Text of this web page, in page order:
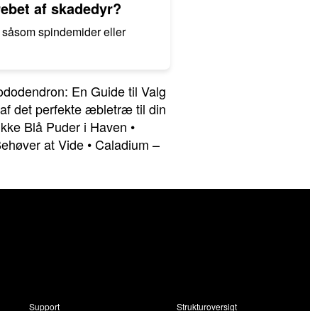
af skadedyr?
spindemider eller
En Guide til Valg
det perfekte æbletræ til din
Blå Puder i Haven •
at Vide •Caladium –
Support Strukturoversigt